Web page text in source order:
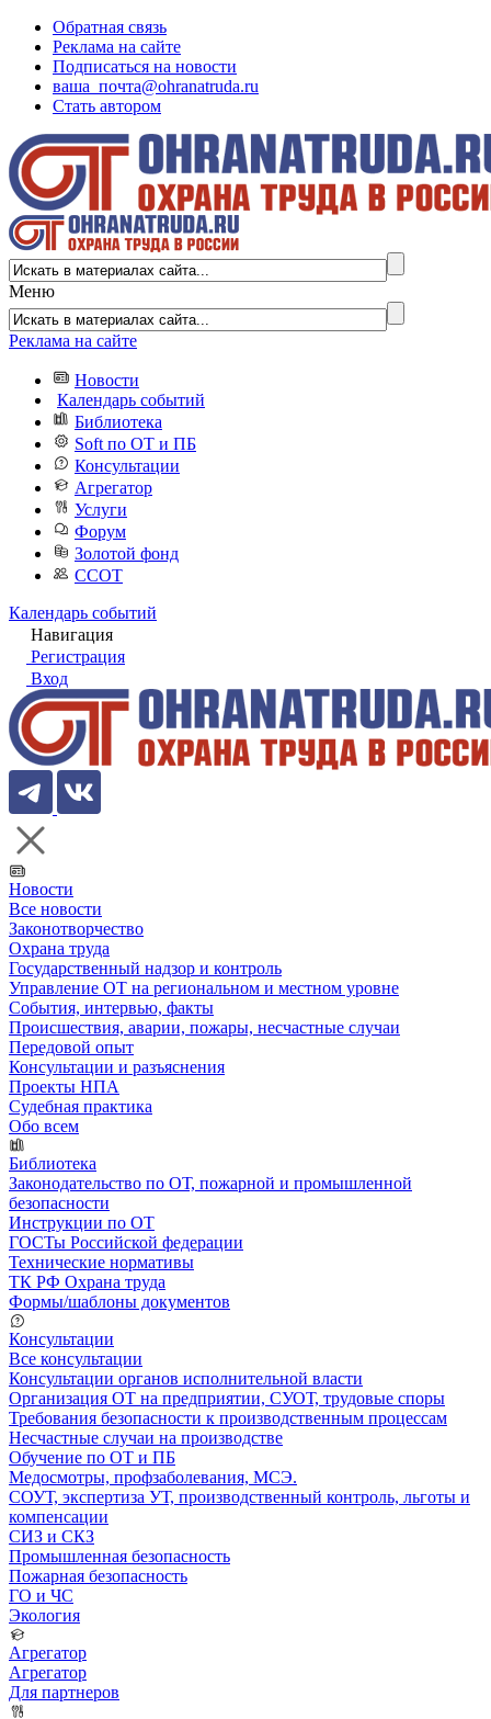
Обратная связь
Реклама на сайте
Подписаться на новости
ваша_почта@ohranatruda.ru
Стать автором
Меню
Реклама на сайте
Новости
Календарь событий
Библиотека
Soft по ОТ и ПБ
Консультации
Агрегатор
Услуги
Форум
Золотой фонд
ССОТ
Календарь событий
Навигация
Регистрация
Вход
Новости
Все новости
Законотворчество
Охрана труда
Государственный надзор и контроль
Управление ОТ на региональном и местном уровне
События, интервью, факты
Происшествия, аварии, пожары, несчастные случаи
Передовой опыт
Консультации и разъяснения
Проекты НПА
Судебная практика
Обо всем
Библиотека
Законодательство по ОТ, пожарной и промышленной
безопасности
Инструкции по ОТ
ГОСТы Российской федерации
Технические нормативы
ТК РФ Охрана труда
Формы/шаблоны документов
Консультации
Все консультации
Консультации органов исполнительной власти
Организация ОТ на предприятии, СУОТ, трудовые споры
Требования безопасности к производственным процессам
Несчастные случаи на производстве
Обучение по ОТ и ПБ
Медосмотры, профзаболевания, МСЭ.
СОУТ, экспертиза УТ, производственный контроль, льготы и
компенсации
СИЗ и СКЗ
Промышленная безопасность
Пожарная безопасность
ГО и ЧС
Экология
Агрегатор
Агрегатор
Для партнеров